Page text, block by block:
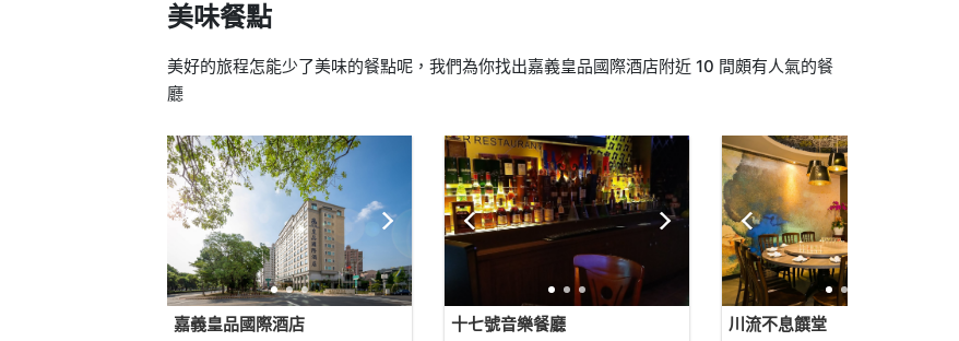
美味餐點
美好的旅程怎能少了美味的餐點呢，我們為你找出嘉義皇品國際酒店附近 10 間頗有人氣的餐
廳
嘉義皇品國際酒店 十七號音樂餐廳 川流不息饌堂